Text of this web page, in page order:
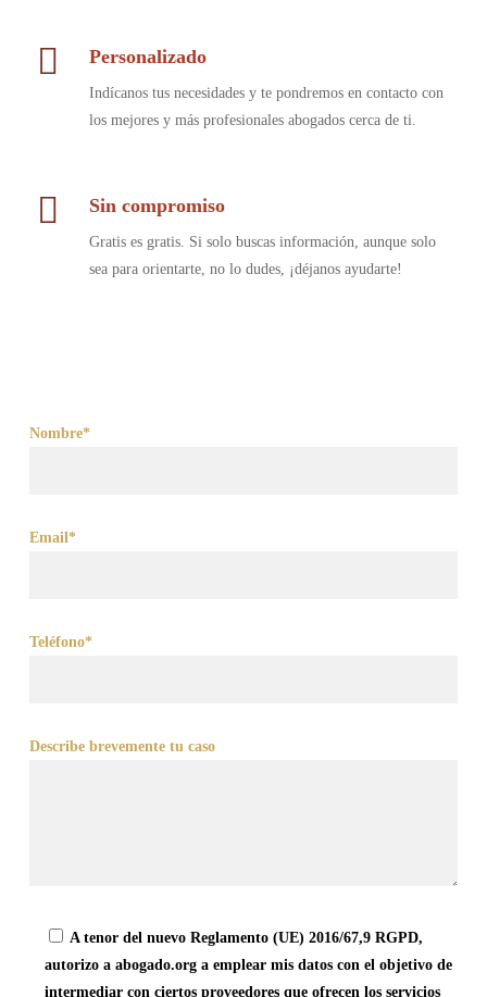
Personalizado
Indícanos tus necesidades y te pondremos en contacto con
los mejores y más profesionales abogados cerca de ti.
Sin compromiso
Gratis es gratis. Si solo buscas información, aunque solo
sea para orientarte, no lo dudes, ¡déjanos ayudarte!
Nombre*
Email*
Teléfono*
Describe brevemente tu caso
A tenor del nuevo Reglamento (UE) 2016/67,9 RGPD,
autorizo a abogado.org a emplear mis datos con el objetivo de
intermediar con ciertos proveedores que ofrecen los servicios